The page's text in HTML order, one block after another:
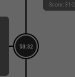
Score: 31-
53:32